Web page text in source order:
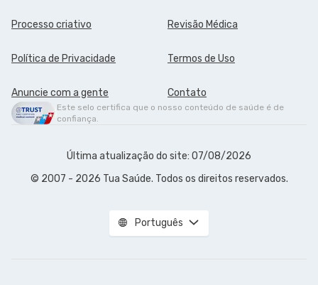
Processo criativo Revisão Médica
Política de Privacidade Termos de Uso
Anuncie com a gente Contato
Este selo certifica que o nosso conteúdo de saúde é de
confiança.
Última atualização do site: 07/08/2026
© 2007 - 2026 Tua Saúde. Todos os direitos reservados.
Português